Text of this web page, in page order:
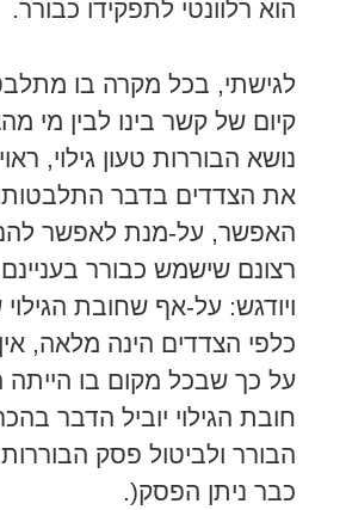
הוא רלוונטי לתפקידו כבורר.
לגישתי, בכל מקרה בו
קיום של קשר בינו לבין מי
נושא הבוררות טעון גילוי,
את הצדדים בדבר
האפשר, על-מנת לאפשר
רצונם שישמש כבורר בעניינם.
ויודגש: על-אף שחובת
כלפי הצדדים הינה מלאה,
על כך שבכל מקום בו
חובת הגילוי יוביל הדבר
הבורר ולביטול פסק
כבר ניתן הפסק(.